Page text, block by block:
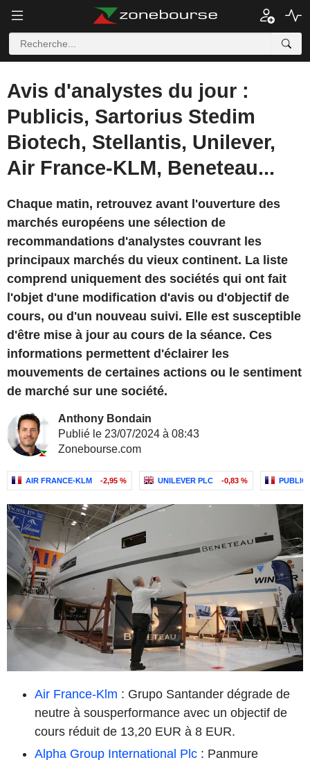
Avis d'analystes du jour :
Publicis, Sartorius Stedim
Biotech, Stellantis, Unilever,
Air France-KLM, Beneteau...
Chaque matin, retrouvez avant l'ouverture des
marchés européens une sélection de
recommandations d'analystes couvrant les
principaux marchés du vieux continent. La liste
comprend uniquement des sociétés qui ont fait
l'objet d'une modification d'avis ou d'objectif de
cours, ou d'un nouveau suivi. Elle est susceptible
d'être mise à jour au cours de la séance. Ces
informations permettent d'éclairer les
mouvements de certaines actions ou le sentiment
de marché sur une société.
Anthony Bondain
Publié le 23/07/2024 à 08:43
Zonebourse.com
AIR FRANCE-KLM -2,95 % UNILEVER PLC -0,83 %
Air France-Klm : Grupo Santander dégrade de
neutre à sousperformance avec un objectif de
cours réduit de 13,20 EUR à 8 EUR.
Alpha Group International Plc : Panmure